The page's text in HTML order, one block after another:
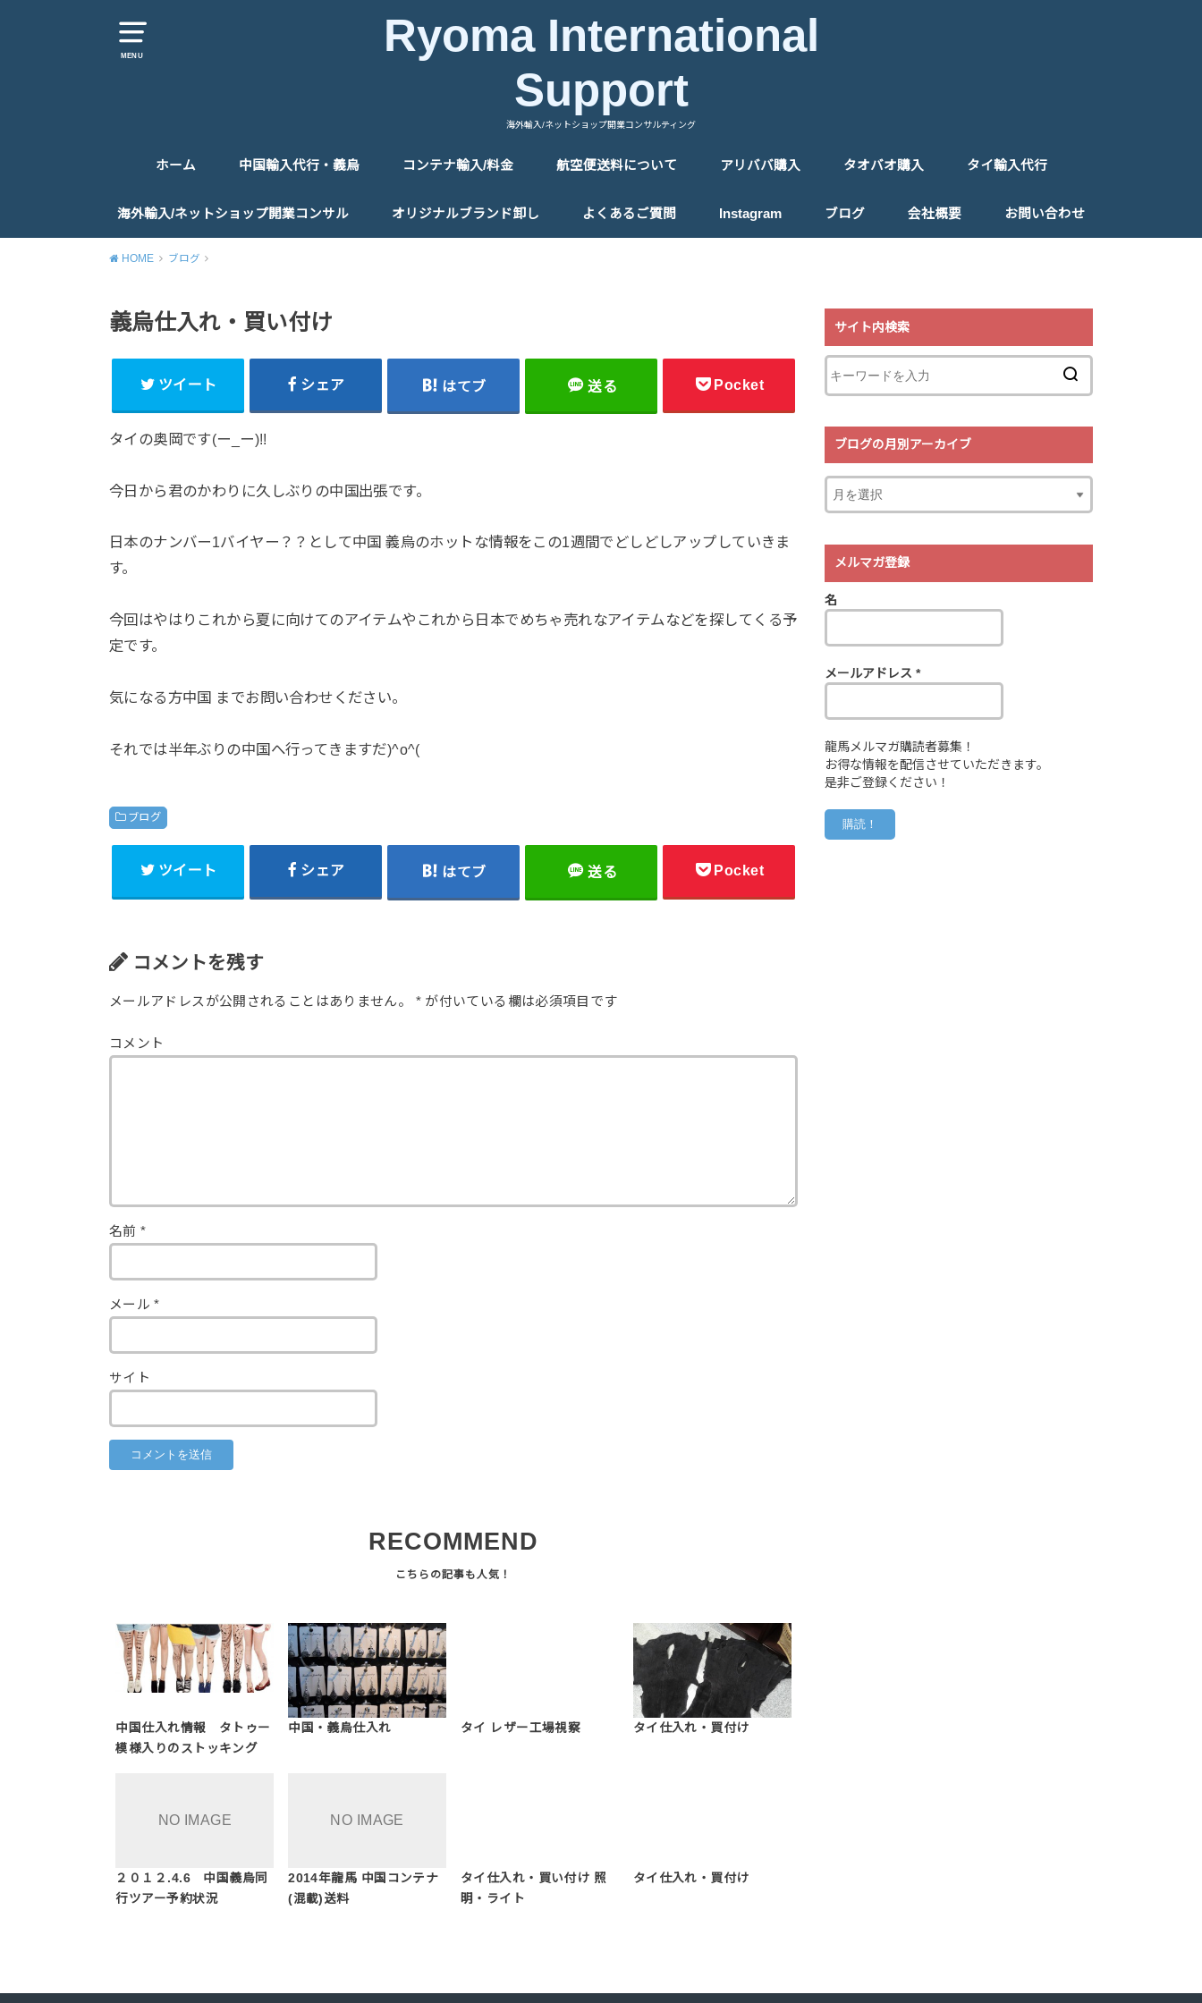
MENU
Ryoma International
Support
海外輸入/ネットショップ開業コンサルティング
ホーム 中国輸入代行・義烏
仕入代行
仕入同行
お問い合わせ
コンテナ輸入/料金 航空便送料について
中国の送料について
タイの送料について
アリババ購入
アリババ購入代行
アリババ購入フォーム
タオバオ購入
タオバオ購入代行
タオバオ購入フォーム
タイ輸入代行
タイ仕入れ代行
タイ仕入れ同行
ご注文フォーム（タイ）
海外輸入/ネットショップ開業コンサル
コンサルティングお申込みフォーム
オリジナルブランド卸し よくあるご質問 Instagram ブログ 会社概要 お問い合わせ
HOME ブログ
義烏仕入れ・買い付け
ツイート シェア はてブ 送る Pocket
タイの奥岡です(ー_ー)!!
今日から君のかわりに久しぶりの中国出張です。
日本のナンバー1バイヤー？？として中国 義烏のホットな情報をこの1週間でどしどしアップしていきま
す。
今回はやはりこれから夏に向けてのアイテムやこれから日本でめちゃ売れなアイテムなどを探してくる予
定です。
気になる方中国 までお問い合わせください。
それでは半年ぶりの中国へ行ってきますだ)^o^(
ブログ
ツイート シェア はてブ 送る Pocket
コメントを残す
メールアドレスが公開されることはありません。 *が付いている欄は必須項目です
コメント
名前*
メール*
サイト
RECOMMEND
中国仕入れ情報 タトゥー
模様入りのストッキング
中国・義烏仕入れ タイ レザー工場視察 タイ仕入れ・買付け
２０１２.4.6 中国義烏同
行ツアー予約状況
2014年龍馬 中国コンテナ
(混載)送料
タイ仕入れ・買い付け 照
明・ライト
タイ仕入れ・買付け
サイト内検索
ブログの月別アーカイブ
メルマガ登録
名
メールアドレス *
龍馬メルマガ購読者募集！
お得な情報を配信させていただきます。
是非ご登録ください！